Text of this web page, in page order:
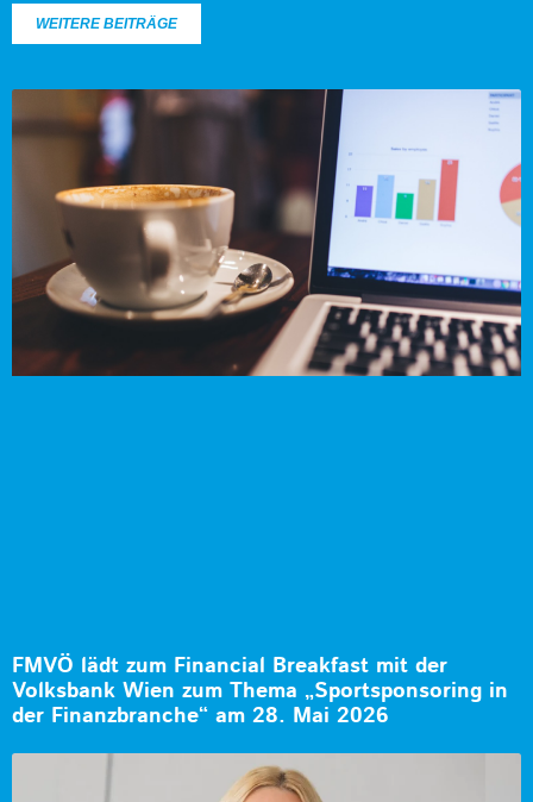
WEITERE BEITRÄGE
FMVÖ lädt zum Financial Breakfast mit der
Volksbank Wien zum Thema „Sportsponsoring in
der Finanzbranche“ am 28. Mai 2026